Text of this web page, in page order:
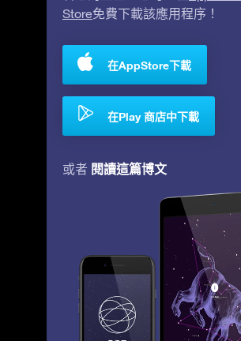
Store免費下載該應用程序！
在AppStore下載
在Play 商店中下載
或者 閱讀這篇博文